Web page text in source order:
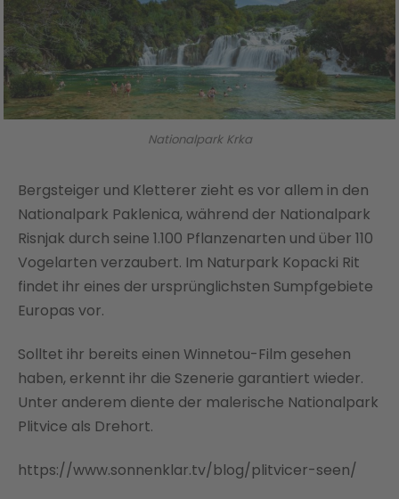
Nationalpark Krka
Bergsteiger und Kletterer zieht es vor allem in den
Nationalpark Paklenica, während der Nationalpark
Risnjak durch seine 1.100 Pflanzenarten und über 110
Vogelarten verzaubert. Im Naturpark Kopacki Rit
findet ihr eines der ursprünglichsten Sumpfgebiete
Europas vor.
Solltet ihr bereits einen Winnetou-Film gesehen
haben, erkennt ihr die Szenerie garantiert wieder.
Unter anderem diente der malerische Nationalpark
Plitvice als Drehort.
https://www.sonnenklar.tv/blog/plitvicer-seen/